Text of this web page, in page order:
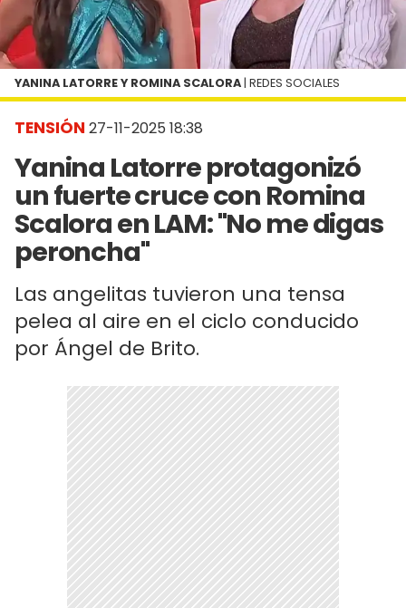
TENSIÓN 27-11-2025 18:38
Yanina Latorre protagonizó
un fuerte cruce con Romina
Scalora en LAM: "No me digas
peroncha"
Las angelitas tuvieron una tensa
pelea al aire en el ciclo conducido
por Ángel de Brito.
YANINA LATORRE Y ROMINA SCALORA | REDES SOCIALES